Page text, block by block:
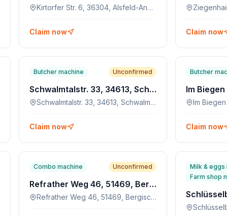
Kirtorfer Str. 6, 36304, Alsfeld-Angenrod
Claim now Claim now
Butcher machine Unconfirmed
Schwalmtalstr. 33, 34613, Schwalmstadt-Ascherode
Schwalmtalstr. 33, 34613, Schwalmstadt-Ascherode
Claim now
Butcher
Im
Im
Claim now
Combo machine Unconfirmed
Refrather Weg 46, 51469, Bergisch Gladbach
Refrather Weg 46, 51469, Bergisch Gladbach
Milk & eggs
Farm shop